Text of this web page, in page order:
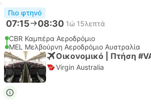
Πιο φτηνό
07:15 08:30 1ώ 15λεπτά
CBR Καμπέρα Αεροδρόμιο
MEL Μελβούρνη Αεροδρόμιο Αυστραλία
Οικονομικό | Πτήση
Virgin Australia